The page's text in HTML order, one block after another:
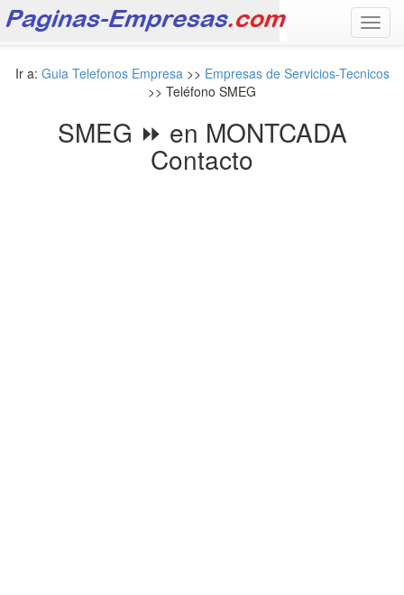
Ir a: Guia Telefonos Empresa>> Empresas de Servicios-Tecnicos
>> Teléfono SMEG
SMEG ⏩ en MONTCADA
Contacto